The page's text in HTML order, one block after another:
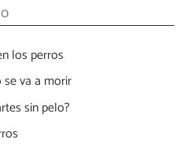
los perros
va a morir
sin pelo?